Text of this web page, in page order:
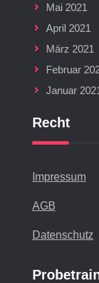
Mai 2021
April 2021
März 2021
Februar
Januar
Recht
Impressum
AGB
Datenschutz